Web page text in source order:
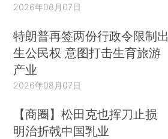
2026年08月07日
特朗普再签两份行政令限制出
生公民权 意图打击生育旅游
产业
2026年08月07日
【商圈】松田克也挥刀止损
明治折戟中国乳业